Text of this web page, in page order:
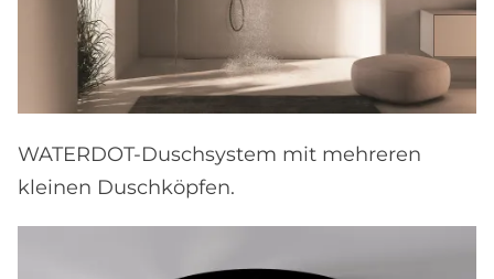
WATERDOT-Duschsystem mit mehreren
kleinen Duschköpfen.